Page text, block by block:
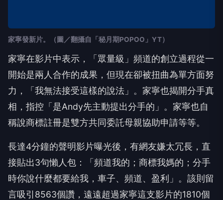
家寧發新片。（圖／翻攝自「秘月期POPOO」YT）
家寧在影片中表示，「眾量級」頻道的創立過程從一
開始是兩人合作的成果，但現在卻被扭曲為單方面努
力，「我無法接受這樣的說法」。家寧也揭開分手真
相，指控「是Andy先主動提出分手的」。家寧也自
稱說商標註冊是雙方共同委託母親協助申請等等。
長達4分鐘的聲明影片曝光後，有網友嫌太冗長，直
接貼出3句懶人包：「頻道我的；商標我媽的；分手
時你說什麼都要給我，車子、頻道、盈利」。該則留
言吸引8563個讚，遠遠超過家寧這支影片的1810個